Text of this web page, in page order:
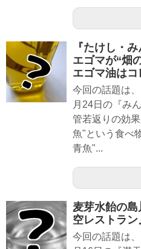
『たけし・
エゴマが“畑
エゴマ油はコ
今回の話題は
月24日の『み
管若返りの効
魚"という食べ
青魚"...
麦芽水飴の
空レストラ
今回の話題は